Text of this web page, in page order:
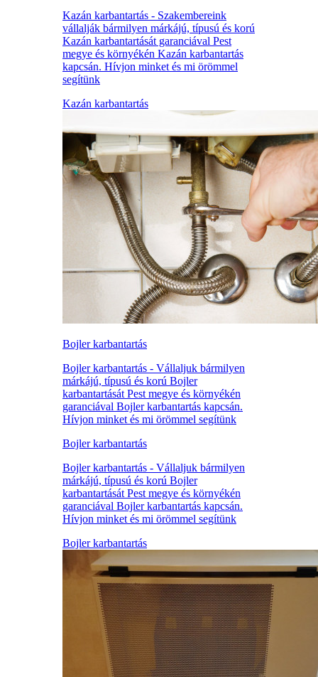
Kazán karbantartás - Szakembereink
vállalják bármilyen márkájú, típusú és korú
Kazán karbantartását garanciával Pest
megye és környékén Kazán karbantartás
kapcsán. Hívjon minket és mi örömmel
segítünk
Kazán karbantartás
Bojler karbantartás
Bojler karbantartás - Vállaljuk bármilyen
márkájú, típusú és korú Bojler
karbantartását Pest megye és környékén
garanciával Bojler karbantartás kapcsán.
Hívjon minket és mi örömmel segítünk
Bojler karbantartás
Bojler karbantartás - Vállaljuk bármilyen
márkájú, típusú és korú Bojler
karbantartását Pest megye és környékén
garanciával Bojler karbantartás kapcsán.
Hívjon minket és mi örömmel segítünk
Bojler karbantartás